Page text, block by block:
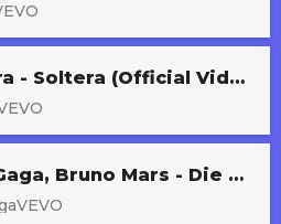
Shakira - Soltera (Official Video)
Lady Gaga, Bruno Mars - Die With A Smile (Official Music Video)